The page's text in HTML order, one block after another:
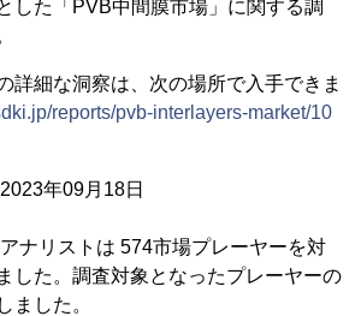
した「PVB中間膜市場」に関する調
詳細な洞察は、次の場所で入手できま
reports/pvb-interlayers-market/10
年09月18日
ナリストは 574市場プレーヤーを対
した。調査対象となったプレーヤーの
ました。